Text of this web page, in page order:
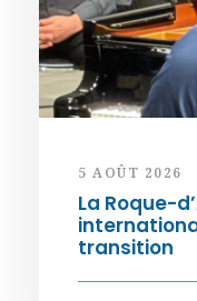
5 AOÛT 2026
La Roque-
transition